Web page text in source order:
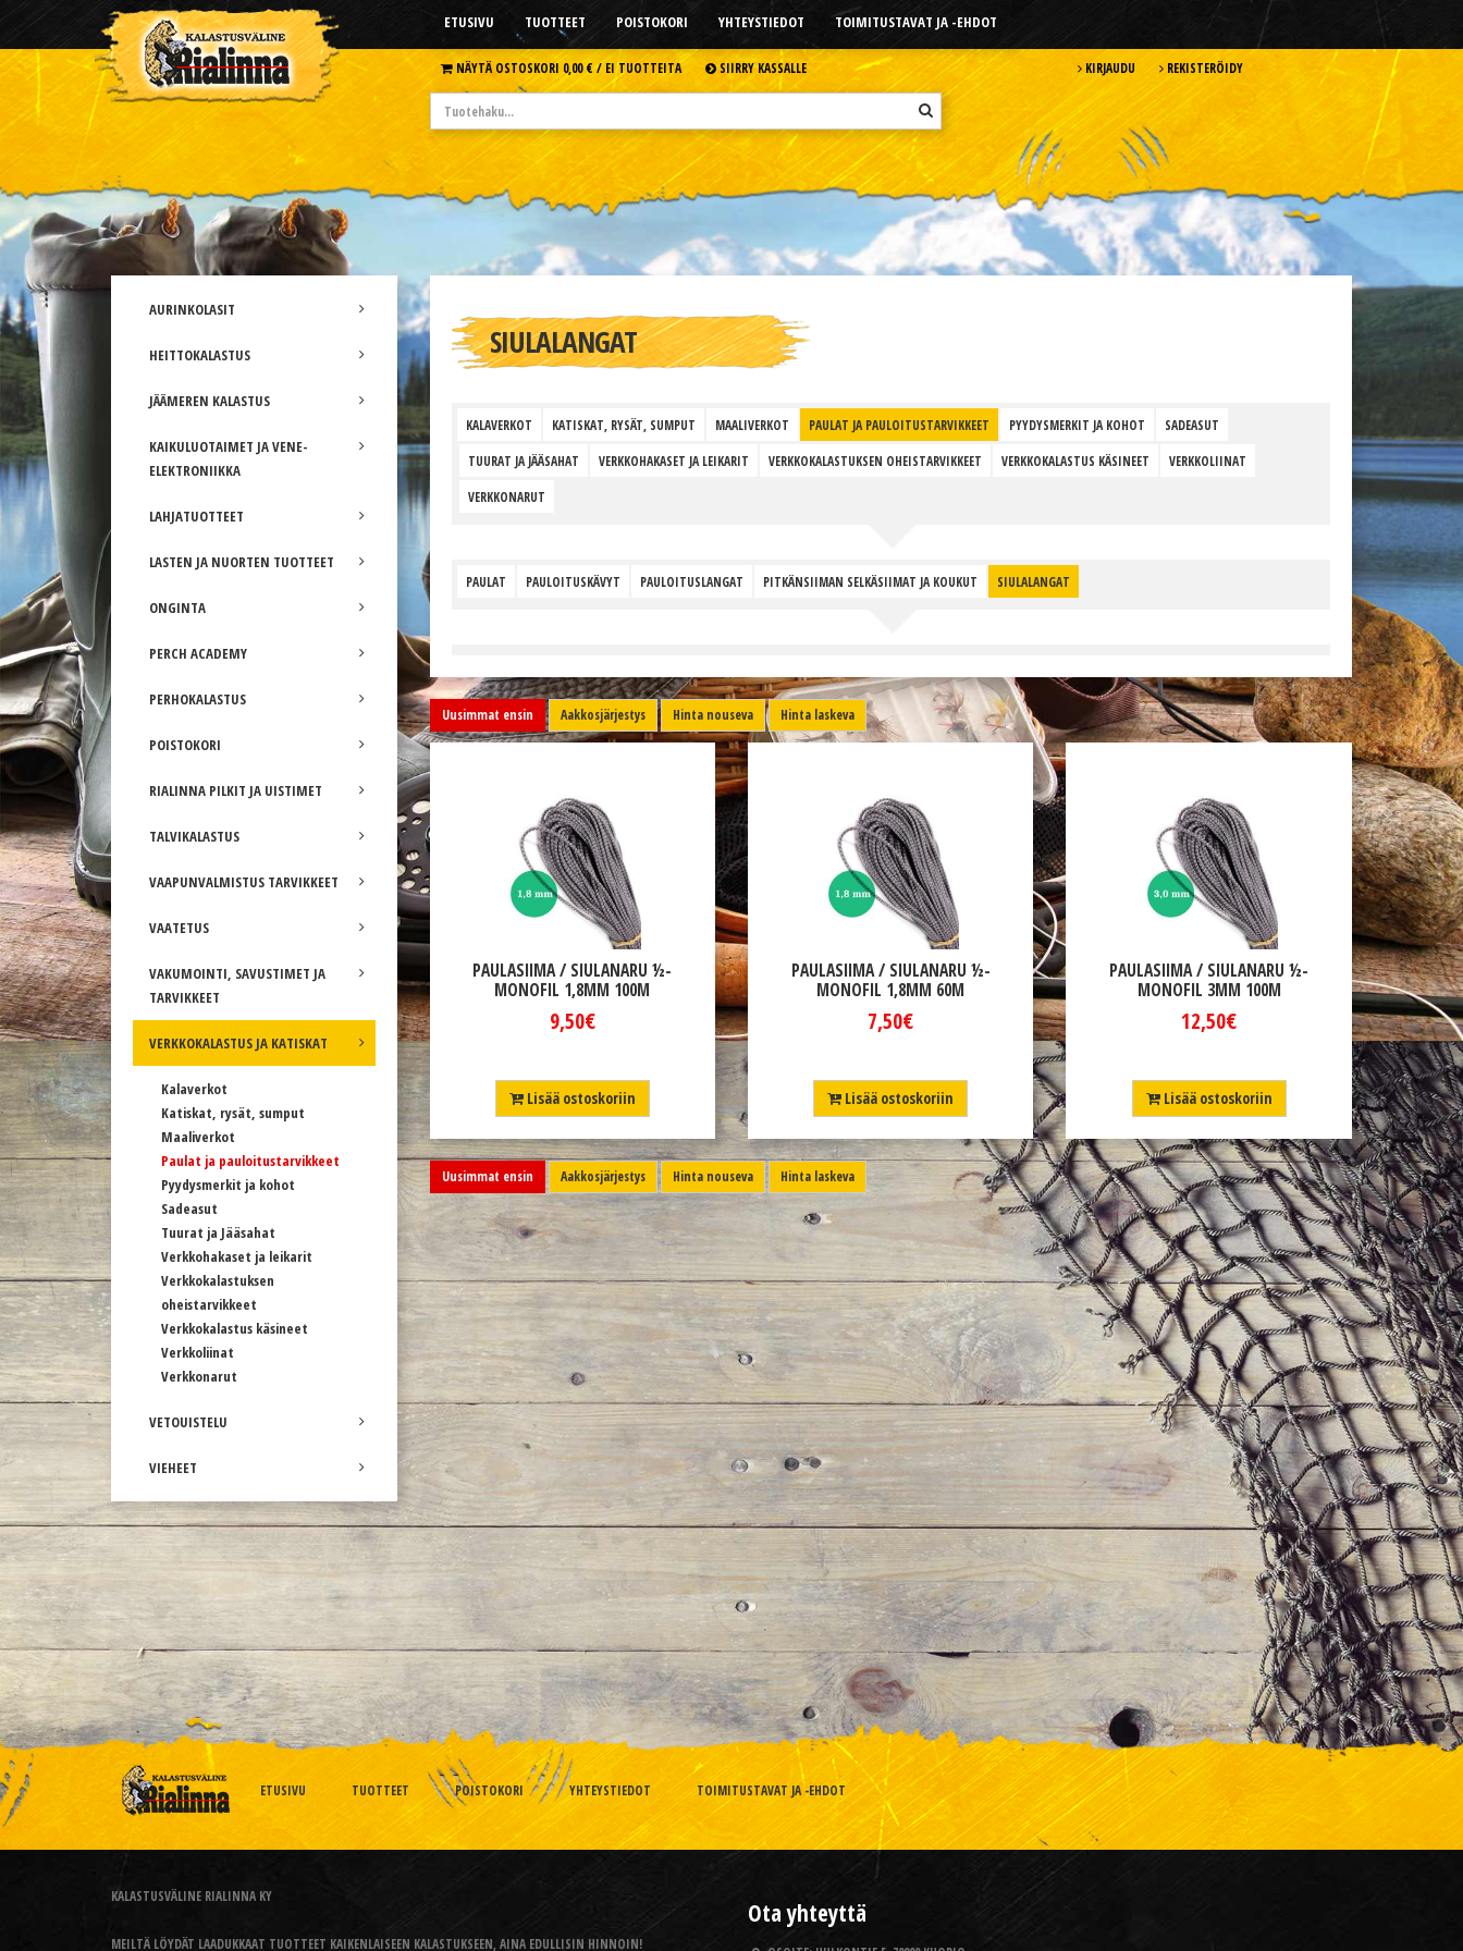
ETUSIVU TUOTTEET POISTOKORI YHTEYSTIEDOT TOIMITUSTAVAT JA -EHDOT
NÄYTÄ OSTOSKORI 0,00 € /EI TUOTTEITA SIIRRY KASSALLE KIRJAUDU REKISTERÖIDY
AURINKOLASIT
HEITTOKALASTUS
JÄÄMEREN KALASTUS
KAIKULUOTAIMET JA VENE-
ELEKTRONIIKKA
LAHJATUOTTEET
LASTEN JA NUORTEN TUOTTEET
ONGINTA
PERCH ACADEMY
PERHOKALASTUS
POISTOKORI
RIALINNA PILKIT JA UISTIMET
TALVIKALASTUS
VAAPUNVALMISTUS TARVIKKEET
VAATETUS
VAKUMOINTI, SAVUSTIMET JA
TARVIKKEET
VERKKOKALASTUS JA KATISKAT
Kalaverkot
Katiskat, rysät, sumput
Maaliverkot
Paulat ja pauloitustarvikkeet
Pyydysmerkit ja kohot
Sadeasut
Tuurat ja Jääsahat
Verkkohakaset ja leikarit
Verkkokalastuksen
oheistarvikkeet
Verkkokalastus käsineet
Verkkoliinat
Verkkonarut
VETOUISTELU
VIEHEET
SIULALANGAT
KALAVERKOT KATISKAT, RYSÄT, SUMPUT MAALIVERKOT PAULAT JA PAULOITUSTARVIKKEET PYYDYSMERKIT JA KOHOT SADEASUT
TUURAT JA JÄÄSAHAT VERKKOHAKASET JA LEIKARIT VERKKOKALASTUKSEN OHEISTARVIKKEET VERKKOKALASTUS KÄSINEET VERKKOLIINAT
VERKKONARUT
PAULAT PAULOITUSKÄVYT PAULOITUSLANGAT PITKÄNSIIMAN SELKÄSIIMAT JA KOUKUT SIULALANGAT
Uusimmat ensin Aakkosjärjestys Hinta nouseva Hinta laskeva
PAULASIIMA / SIULANARU ½-
MONOFIL 1,8MM 100M
9,50€
Lisää ostoskoriin
PAULASIIMA / SIULANARU ½-
MONOFIL 1,8MM 60M
7,50€
Lisää ostoskoriin
PAULASIIMA / SIULANARU ½-
MONOFIL 3MM 100M
12,50€
Lisää ostoskoriin
Uusimmat ensin Aakkosjärjestys Hinta nouseva Hinta laskeva
ETUSIVU TUOTTEET POISTOKORI YHTEYSTIEDOT TOIMITUSTAVAT JA -EHDOT
KALASTUSVÄLINE RIALINNA KY
MEILTÄ LÖYDÄT LAADUKKAAT TUOTTEET KAIKENLAISEEN KALASTUKSEEN, AINA EDULLISIN HINNOIN!
Ota yhteyttä